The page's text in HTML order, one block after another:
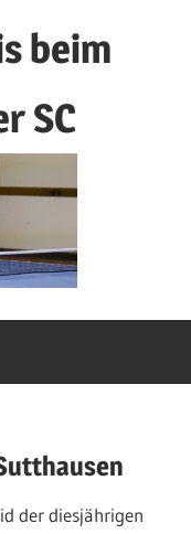
beim
SC
der diesjährigen